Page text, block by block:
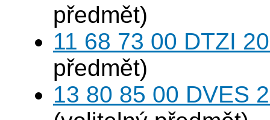
předmět)
11 68 73 00 DTZI
předmět)
13 80 85 00 DVES